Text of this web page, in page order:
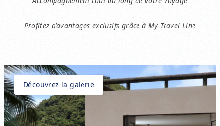
Profitez d’avantages exclusifs grâce à My Travel Line
Découvrez la galerie